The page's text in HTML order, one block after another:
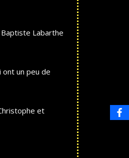
Labarthe
un peu de
et